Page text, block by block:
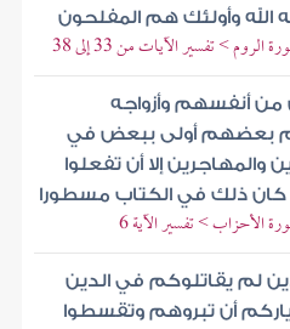
الله وأولئك هم المفلحون
> تفسير الآيات من 33 إلى 38
من أنفسهم وأزواجه
بعضهم أولى ببعض في
والمهاجرين إلا أن تفعلوا
كان ذلك في الكتاب مسطورا
الأحزاب > تفسير الآية 6
لم يقاتلوكم في الدين
أن تبروهم وتقسطوا